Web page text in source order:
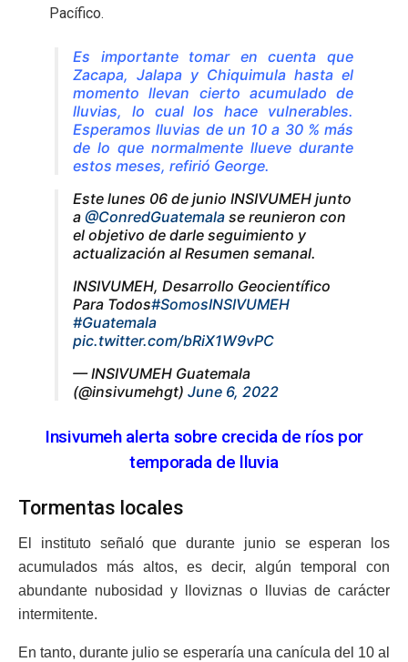
Pacífico.
Es importante tomar en cuenta que
Zacapa, Jalapa y Chiquimula hasta el
momento llevan cierto acumulado de
lluvias, lo cual los hace vulnerables.
Esperamos lluvias de un 10 a 30 % más
de lo que normalmente llueve durante
estos meses, refirió George.
Este lunes 06 de junio INSIVUMEH junto
a @ConredGuatemala se reunieron con
el objetivo de darle seguimiento y
actualización al Resumen semanal.
INSIVUMEH, Desarrollo Geocientífico
Para Todos#SomosINSIVUMEH
#Guatemala
pic.twitter.com/bRiX1W9vPC
— INSIVUMEH Guatemala
(@insivumehgt) June 6, 2022
Insivumeh alerta sobre crecida de ríos por
temporada de lluvia
Tormentas locales
El instituto señaló que durante junio se esperan los
acumulados más altos, es decir, algún temporal con
abundante nubosidad y lloviznas o lluvias de carácter
intermitente.
En tanto, durante julio se esperaría una canícula del 10 al